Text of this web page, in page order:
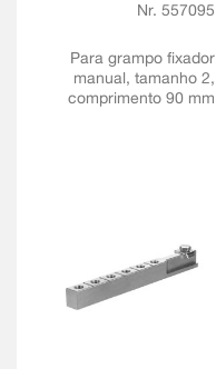
Nr. 557095
Para grampo fixador
manual, tamanho 2,
comprimento 90 mm